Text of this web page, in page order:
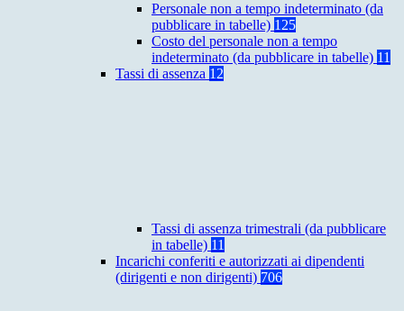
Personale non a tempo indeterminato (da
pubblicare in tabelle) 125
Costo del personale non a tempo
indeterminato (da pubblicare in tabelle) 11
Tassi di assenza 12
Tassi di assenza trimestrali (da pubblicare
in tabelle) 11
Incarichi conferiti e autorizzati ai dipendenti
(dirigenti e non dirigenti) 706